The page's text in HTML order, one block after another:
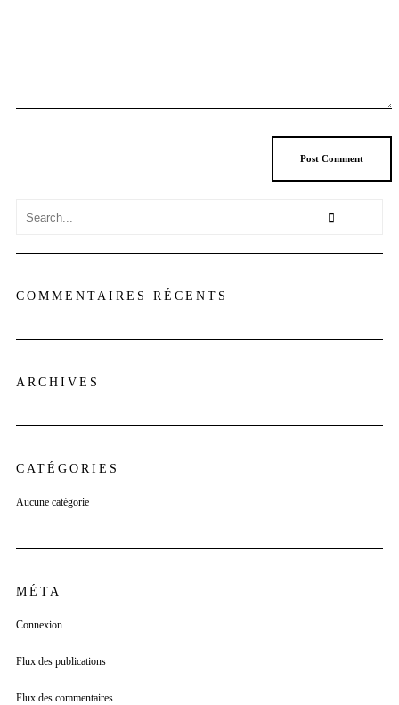
COMMENTAIRES RÉCENTS
ARCHIVES
CATÉGORIES
Aucune catégorie
MÉTA
Connexion
Flux des publications
Flux des commentaires